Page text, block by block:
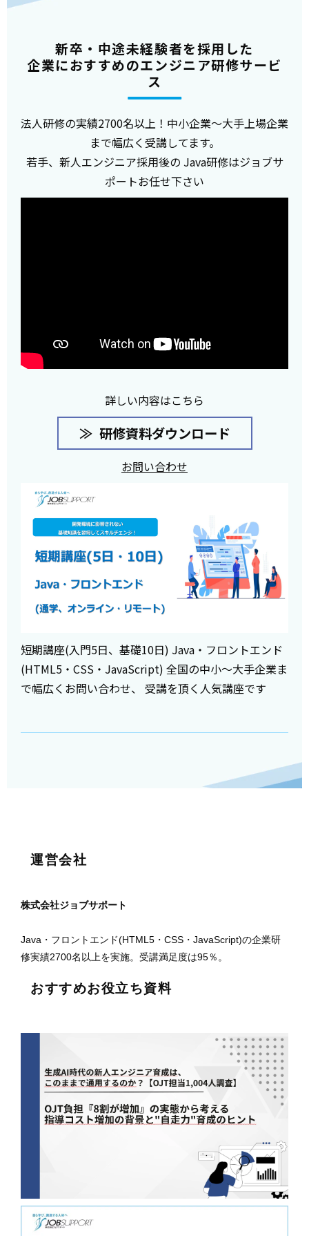
新卒・中途未経験者を採用した
企業におすすめのエンジニア研修サービ
ス
法人研修の実績2700名以上！中小企業～大手上場企業
まで幅広く受講してます。
若手、新人エンジニア採用後の Java研修はジョブサ
ポートお任せ下さい
詳しい内容はこちら
研修資料ダウンロード
お問い合わせ
短期講座(入門5日、基礎10日) Java・フロントエンド
(HTML5・CSS・JavaScript) 全国の中小～大手企業ま
で幅広くお問い合わせ、 受講を頂く人気講座です
運営会社
株式会社ジョブサポート
Java・フロントエンド(HTML5・CSS・JavaScript)の企業研
修実績2700名以上を実施。受講満足度は95％。
おすすめお役立ち資料